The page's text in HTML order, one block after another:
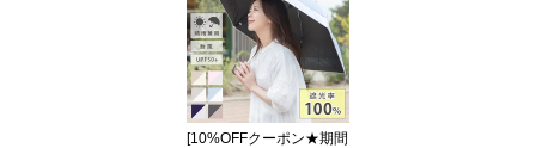
遮光 遮熱 接触冷感 熱中
症対策 UV 大きめ 折りた
たみ 深め シンプル 外 お
しゃれ きれいめ プレゼ
ント ギフト
[10%OFFクーポン★期間